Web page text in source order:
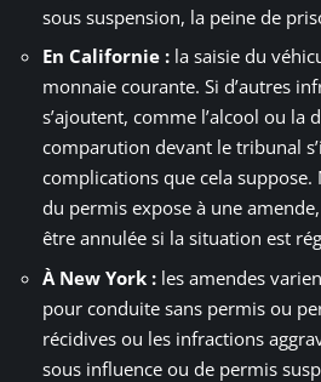
sous suspension, la peine de
En Californie : la saisie du
monnaie courante. Si d’autres
s’ajoutent, comme l’alcool ou la
comparution devant le tribunal
complications que cela
du permis expose à une
être annulée si la situation est
À New York : les amendes
pour conduite sans permis ou
récidives ou les infractions
sous influence ou de permis